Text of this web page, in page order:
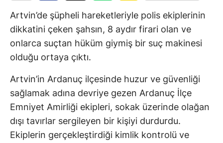
Artvin’de şüpheli hareketleriyle polis ekiplerinin
dikkatini çeken şahsın, 8 aydır firari olan ve
onlarca suçtan hüküm giymiş bir suç makinesi
olduğu ortaya çıktı.
Artvin’in Ardanuç ilçesinde huzur ve güvenliği
sağlamak adına devriye gezen Ardanuç İlçe
Emniyet Amirliği ekipleri, sokak üzerinde olağan
dışı tavırlar sergileyen bir kişiyi durdurdu.
Ekiplerin gerçekleştirdiği kimlik kontrolü ve